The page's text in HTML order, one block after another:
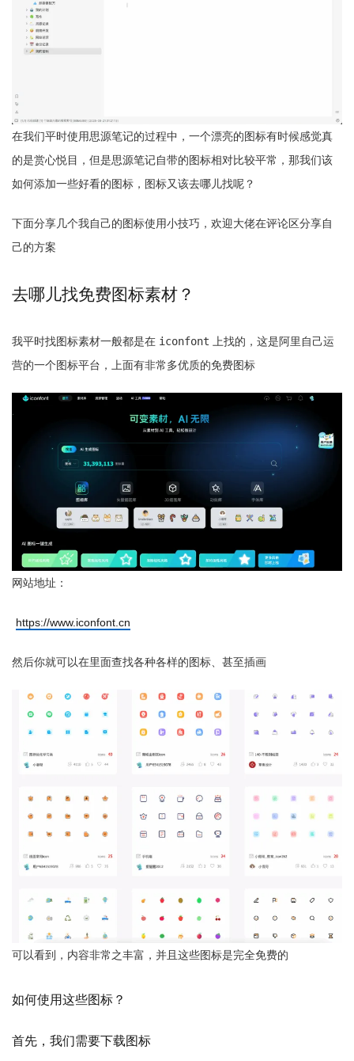
在我们平时使用思源笔记的过程中，一个漂亮的图标有时候感觉真
的是赏心悦目，但是思源笔记自带的图标相对比较平常，那我们该
如何添加一些好看的图标，图标又该去哪儿找呢？
下面分享几个我自己的图标使用小技巧，欢迎大佬在评论区分享自
己的方案
去哪儿找免费图标素材？
我平时找图标素材一般都是在 iconfont 上找的，这是阿里自己运
营的一个图标平台，上面有非常多优质的免费图标
网站地址：
https://www.iconfont.cn
然后你就可以在里面查找各种各样的图标、甚至插画
可以看到，内容非常之丰富，并且这些图标是完全免费的
如何使用这些图标？
首先，我们需要下载图标